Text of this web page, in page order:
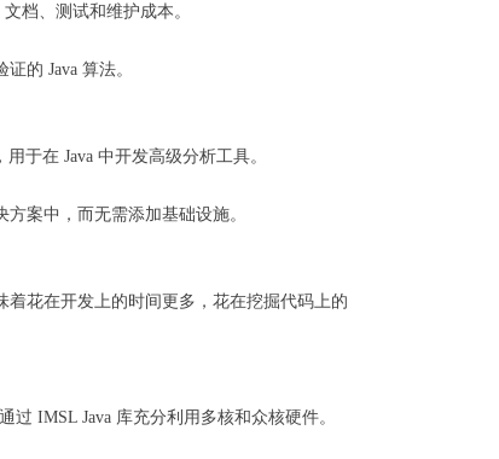
档、测试和维护成本。
的 Java 算法。
于在 Java 中开发高级分析工具。
案中，而无需添加基础设施。
花在开发上的时间更多，花在挖掘代码上的
IMSL Java 库充分利用多核和众核硬件。